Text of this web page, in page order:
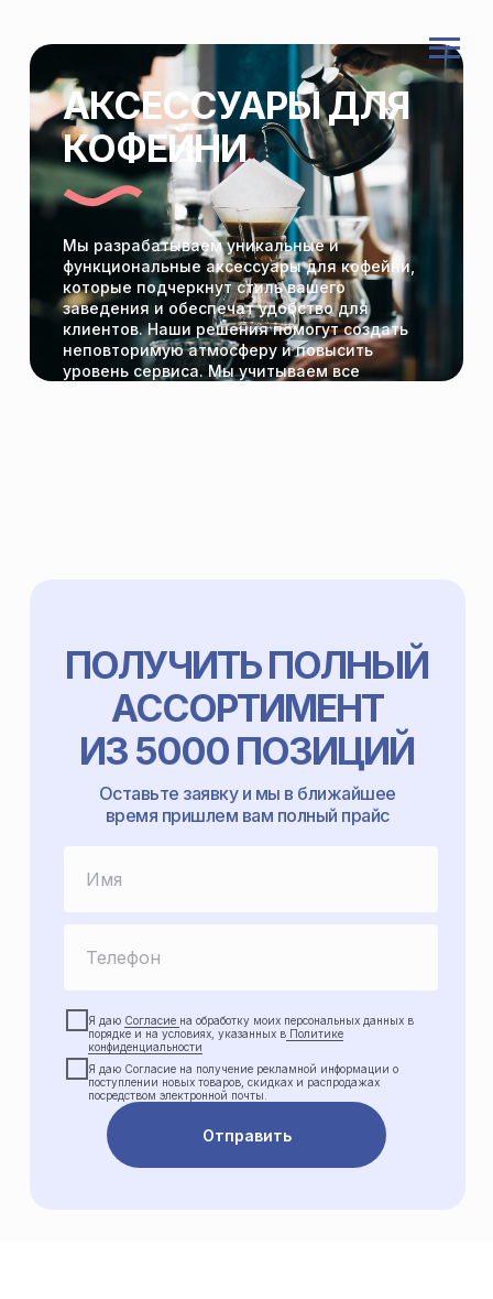
АКСЕССУАРЫ ДЛЯ
КОФЕЙНИ
Мы разрабатываем уникальные и
функциональные аксессуары для кофейни,
которые подчеркнут стиль вашего
заведения и обеспечат удобство для
клиентов. Наши решения помогут создать
неповторимую атмосферу и повысить
уровень сервиса. Мы учитываем все
ПОЛУЧИТЬ ПОЛНЫЙ
АССОРТИМЕНТ
ИЗ 5000 ПОЗИЦИЙ
Оставьте заявку и мы в ближайшее
время пришлем вам полный прайс
Я даю Согласие на обработку моих персональных данных в
порядке и на условиях, указанных в Политике
конфиденциальности
Я даю Cогласие на получение рекламной информации о
поступлении новых товаров, скидках и распродажах
посредством электронной почты.
Отправить